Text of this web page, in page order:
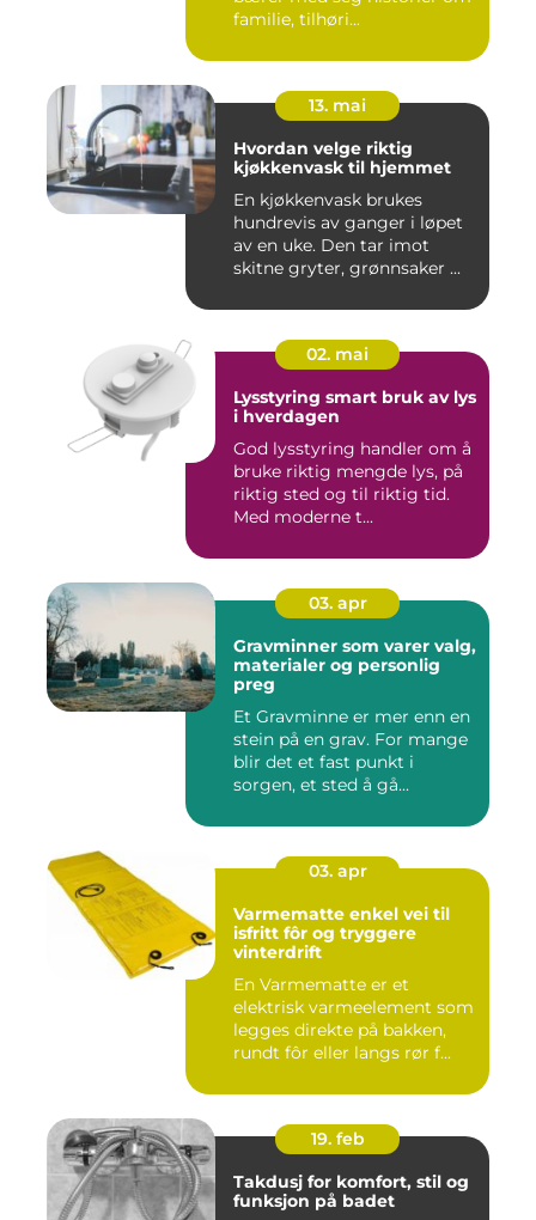
familie, tilhøri...
13. mai
Hvordan velge riktig
kjøkkenvask til hjemmet
En kjøkkenvask brukes
hundrevis av ganger i løpet
av en uke. Den tar imot
skitne gryter, grønnsaker ...
02. mai
Lysstyring smart bruk av lys
i hverdagen
God lysstyring handler om å
bruke riktig mengde lys, på
riktig sted og til riktig tid.
Med moderne t...
03. apr
Gravminner som varer valg,
materialer og personlig
preg
Et Gravminne er mer enn en
stein på en grav. For mange
blir det et fast punkt i
sorgen, et sted å gå...
03. apr
Varmematte enkel vei til
isfritt fôr og tryggere
vinterdrift
En Varmematte er et
elektrisk varmeelement som
legges direkte på bakken,
rundt fôr eller langs rør f...
19. feb
Takdusj for komfort, stil og
funksjon på badet